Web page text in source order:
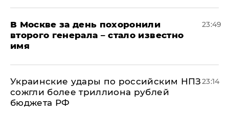
В Москве за день похоронили
второго генерала – стало известно
имя
23:49
Украинские удары по российским НПЗ
сожгли более триллиона рублей
бюджета РФ
23:14